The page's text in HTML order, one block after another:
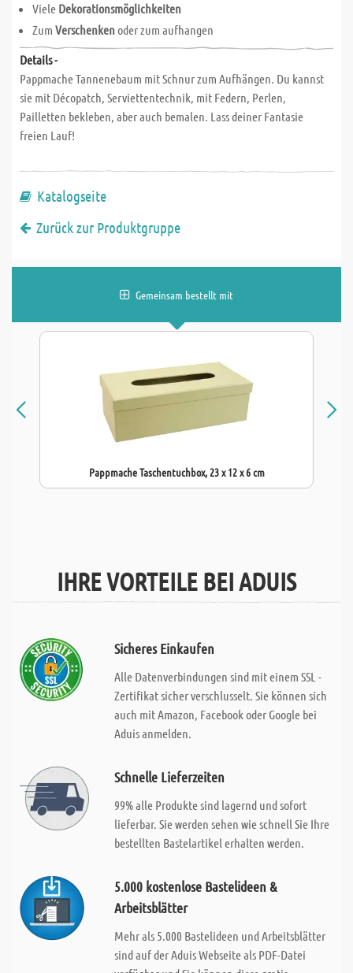
Viele Dekorationsmöglichkeiten
Zum Verschenkenoder zum aufhangen
Details -
Pappmache Tannenebaum mit Schnur zum Aufhängen. Du kannst
sie mit Décopatch, Serviettentechnik, mit Federn, Perlen,
Pailletten bekleben, aber auch bemalen. Lass deiner Fantasie
freien Lauf!
Katalogseite
Zurück zur Produktgruppe
Gemeinsam bestellt mit
Pappmache Taschentuchbox, 23 x 12 x 6 cm
IHRE VORTEILE BEI ADUIS
Sicheres Einkaufen
Alle Datenverbindungen sind mit einem SSL -
Zertifikat sicher verschlusselt. Sie können sich
auch mit Amazon, Facebook oder Google bei
Aduis anmelden.
Schnelle Lieferzeiten
99% alle Produkte sind lagernd und sofort
lieferbar. Sie werden sehen wie schnell Sie Ihre
bestellten Bastelartikel erhalten werden.
5.000 kostenlose Bastelideen &
Arbeitsblätter
Mehr als 5.000 Bastelideen und Arbeitsblätter
sind auf der Aduis Webseite als PDF-Datei